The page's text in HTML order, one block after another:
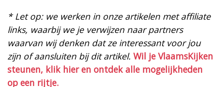
* Let op: we werken in onze artikelen met affiliate
links, waarbij we je verwijzen naar partners
waarvan wij denken dat ze interessant voor jou
zijn of aansluiten bij dit artikel. Wil je VlaamsKijken
steunen, klik hier en ontdek alle mogelijkheden
op een rijtje.